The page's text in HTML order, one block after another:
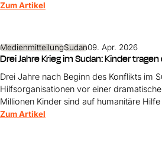
Zum Artikel
MedienmitteilungSudan09. Apr. 2026
Drei Jahre Krieg im Sudan: Kinder
Drei Jahre nach Beginn des Konflikts im
Hilfsorganisationen vor einer
Millionen Kinder sind auf humanitäre
vor allem unter Hunger und Gewalt.
Zum Artikel